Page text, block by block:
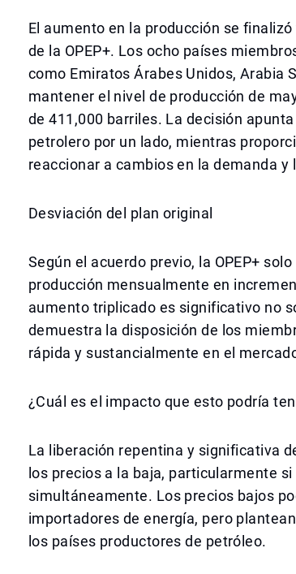
El aumento en la producción se
de la OPEP+. Los ocho países
como Emiratos Árabes Unidos, Arabia
mantener el nivel de producción de
de 411,000 barriles. La decisión
petrolero por un lado, mientras
reaccionar a cambios en la demanda y
Desviación del plan original
Según el acuerdo previo, la OPEP+
producción mensualmente en
aumento triplicado es significativo no
demuestra la disposición de los
rápida y sustancialmente en el
¿Cuál es el impacto que esto podría
La liberación repentina y significativa
los precios a la baja, particularmente
simultáneamente. Los precios bajos
importadores de energía, pero
los países productores de petróleo.